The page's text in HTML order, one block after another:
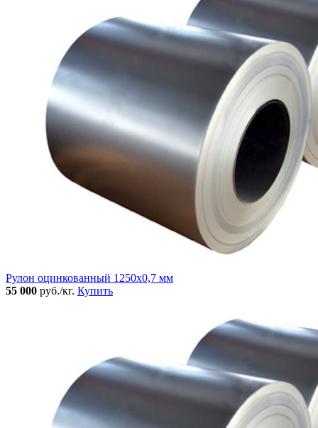
Рулон оцинкованный 1250х0,7 мм
55 000 руб./кг. Купить